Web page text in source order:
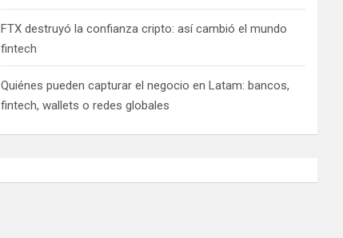
FTX destruyó la confianza cripto: así cambió el mundo
fintech
Quiénes pueden capturar el negocio en Latam: bancos,
fintech, wallets o redes globales